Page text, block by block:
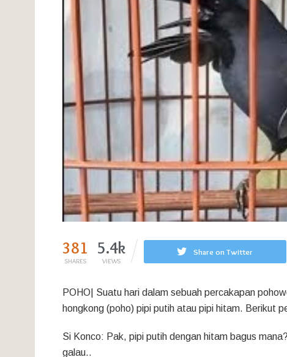
381
SHARES
5.4k
VIEWS
Share on Twitter
POHO| Suatu hari dalam sebuah percakapan
hongkong (poho) pipi putih atau pipi hitam. Berikut
Si Konco: Pak, pipi putih dengan hitam bagus
galau..